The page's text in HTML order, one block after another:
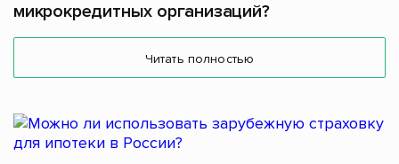
микрокредитных организаций?
Читать полностью